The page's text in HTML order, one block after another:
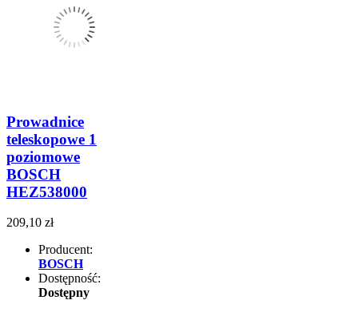
Prowadnice
teleskopowe 1
poziomowe
BOSCH
HEZ538000
209,10 zł
Producent:
BOSCH
Dostępność:
Dostępny